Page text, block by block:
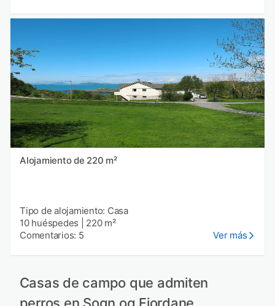
Alojamiento de 220 m²
Tipo de alojamiento: Casa
10 huéspedes
220 m²
Comentarios: 5
Ver más
Casas de campo que admiten
perros en Sogn og Fjordane